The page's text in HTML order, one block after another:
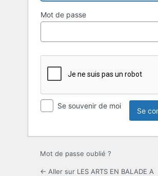
Mot de passe
Se souvenir de moi
Mot de passe oublié ?
← Aller sur LES ARTS EN BALADE A